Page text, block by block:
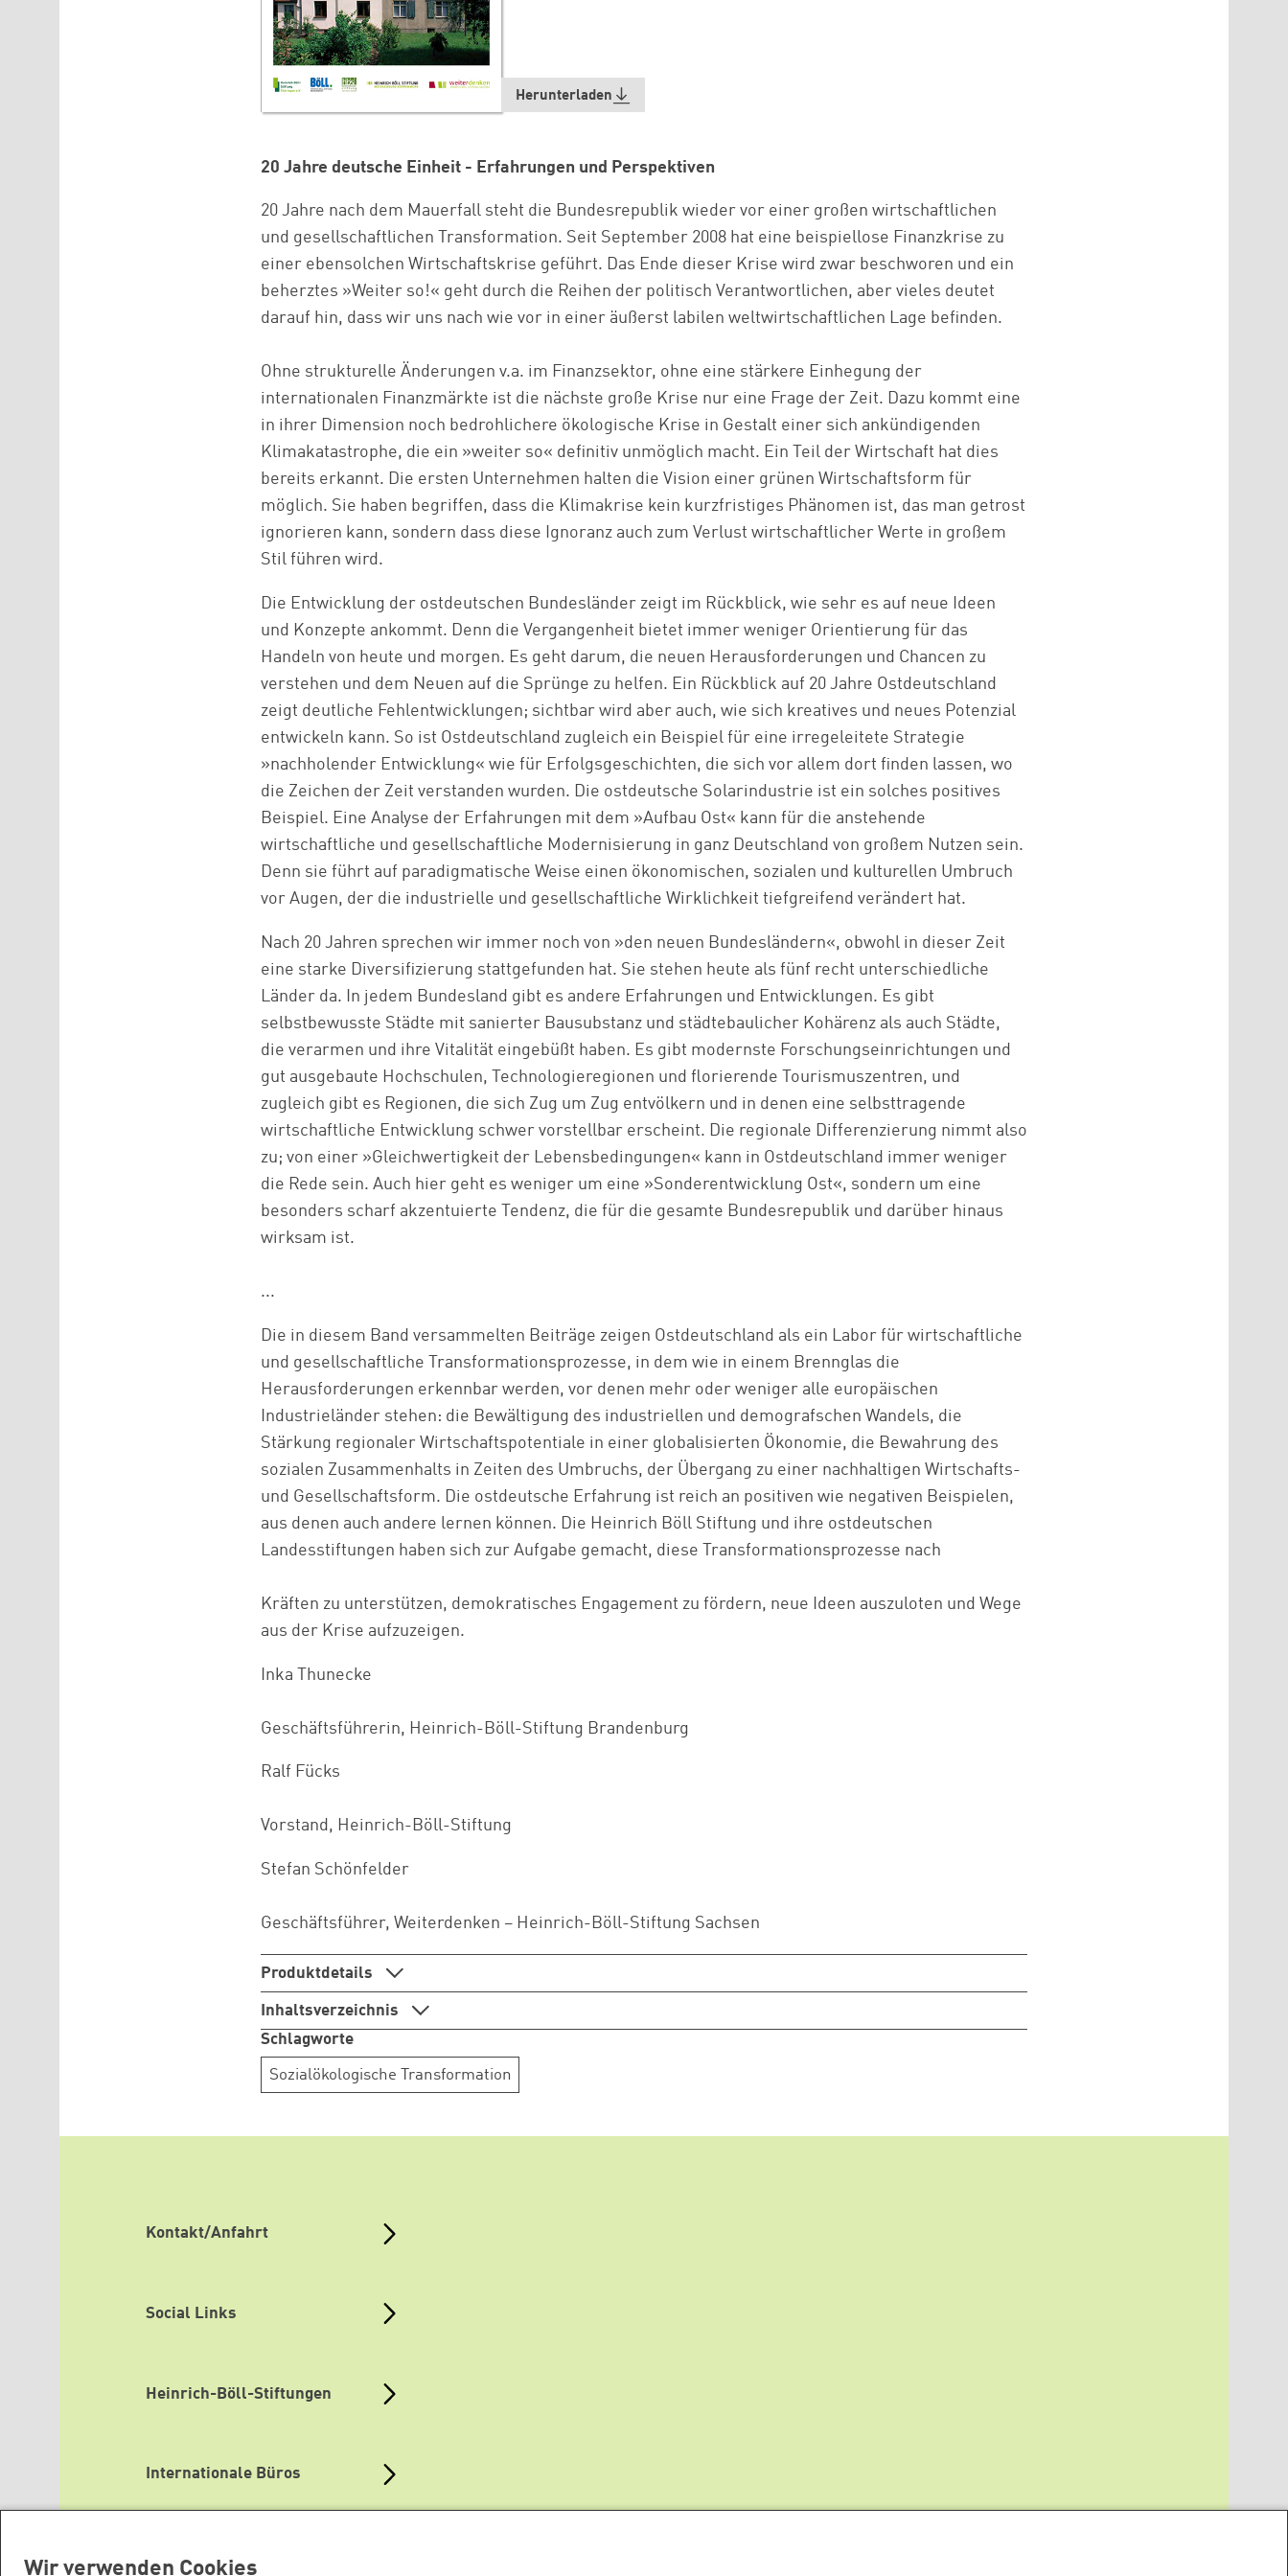
Herunterladen
20 Jahre deutsche Einheit - Erfahrungen und Perspektiven
20 Jahre nach dem Mauerfall steht die Bundesrepublik wieder vor einer großen wirtschaftlichen
und gesellschaftlichen Transformation. Seit September 2008 hat eine beispiellose Finanzkrise zu
einer ebensolchen Wirtschaftskrise geführt. Das Ende dieser Krise wird zwar beschworen und ein
beherztes »Weiter so!« geht durch die Reihen der politisch Verantwortlichen, aber vieles deutet
darauf hin, dass wir uns nach wie vor in einer äußerst labilen weltwirtschaftlichen Lage befinden.
Ohne strukturelle Änderungen v.a. im Finanzsektor, ohne eine stärkere Einhegung der
internationalen Finanzmärkte ist die nächste große Krise nur eine Frage der Zeit. Dazu kommt eine
in ihrer Dimension noch bedrohlichere ökologische Krise in Gestalt einer sich ankündigenden
Klimakatastrophe, die ein »weiter so« definitiv unmöglich macht. Ein Teil der Wirtschaft hat dies
bereits erkannt. Die ersten Unternehmen halten die Vision einer grünen Wirtschaftsform für
möglich. Sie haben begriffen, dass die Klimakrise kein kurzfristiges Phänomen ist, das man getrost
ignorieren kann, sondern dass diese Ignoranz auch zum Verlust wirtschaftlicher Werte in großem
Stil führen wird.
Die Entwicklung der ostdeutschen Bundesländer zeigt im Rückblick, wie sehr es auf neue Ideen
und Konzepte ankommt. Denn die Vergangenheit bietet immer weniger Orientierung für das
Handeln von heute und morgen. Es geht darum, die neuen Herausforderungen und Chancen zu
verstehen und dem Neuen auf die Sprünge zu helfen. Ein Rückblick auf 20 Jahre Ostdeutschland
zeigt deutliche Fehlentwicklungen; sichtbar wird aber auch, wie sich kreatives und neues Potenzial
entwickeln kann. So ist Ostdeutschland zugleich ein Beispiel für eine irregeleitete Strategie
»nachholender Entwicklung« wie für Erfolgsgeschichten, die sich vor allem dort finden lassen, wo
die Zeichen der Zeit verstanden wurden. Die ostdeutsche Solarindustrie ist ein solches positives
Beispiel. Eine Analyse der Erfahrungen mit dem »Aufbau Ost« kann für die anstehende
wirtschaftliche und gesellschaftliche Modernisierung in ganz Deutschland von großem Nutzen sein.
Denn sie führt auf paradigmatische Weise einen ökonomischen, sozialen und kulturellen Umbruch
vor Augen, der die industrielle und gesellschaftliche Wirklichkeit tiefgreifend verändert hat.
Nach 20 Jahren sprechen wir immer noch von »den neuen Bundesländern«, obwohl in dieser Zeit
eine starke Diversifizierung stattgefunden hat. Sie stehen heute als fünf recht unterschiedliche
Länder da. In jedem Bundesland gibt es andere Erfahrungen und Entwicklungen. Es gibt
selbstbewusste Städte mit sanierter Bausubstanz und städtebaulicher Kohärenz als auch Städte,
die verarmen und ihre Vitalität eingebüßt haben. Es gibt modernste Forschungseinrichtungen und
gut ausgebaute Hochschulen, Technologieregionen und florierende Tourismuszentren, und
zugleich gibt es Regionen, die sich Zug um Zug entvölkern und in denen eine selbsttragende
wirtschaftliche Entwicklung schwer vorstellbar erscheint. Die regionale Differenzierung nimmt also
zu; von einer »Gleichwertigkeit der Lebensbedingungen« kann in Ostdeutschland immer weniger
die Rede sein. Auch hier geht es weniger um eine »Sonderentwicklung Ost«, sondern um eine
besonders scharf akzentuierte Tendenz, die für die gesamte Bundesrepublik und darüber hinaus
wirksam ist.
...
Die in diesem Band versammelten Beiträge zeigen Ostdeutschland als ein Labor für wirtschaftliche
und gesellschaftliche Transformationsprozesse, in dem wie in einem Brennglas die
Herausforderungen erkennbar werden, vor denen mehr oder weniger alle europäischen
Industrieländer stehen: die Bewältigung des industriellen und demografschen Wandels, die
Stärkung regionaler Wirtschaftspotentiale in einer globalisierten Ökonomie, die Bewahrung des
sozialen Zusammenhalts in Zeiten des Umbruchs, der Übergang zu einer nachhaltigen Wirtschafts-
und Gesellschaftsform. Die ostdeutsche Erfahrung ist reich an positiven wie negativen Beispielen,
aus denen auch andere lernen können. Die Heinrich Böll Stiftung und ihre ostdeutschen
Landesstiftungen haben sich zur Aufgabe gemacht, diese Transformationsprozesse nach
Kräften zu unterstützen, demokratisches Engagement zu fördern, neue Ideen auszuloten und Wege
aus der Krise aufzuzeigen.
Inka Thunecke
Geschäftsführerin, Heinrich-Böll-Stiftung Brandenburg
Ralf Fücks
Vorstand, Heinrich-Böll-Stiftung
Stefan Schönfelder
Geschäftsführer, Weiterdenken – Heinrich-Böll-Stiftung Sachsen
Produktdetails
Inhaltsverzeichnis
Schlagworte
Sozialökologische Transformation
Zum Warenkorb hinzugefügt:
Kontakt/Anfahrt
Social Links
Heinrich-Böll-Stiftungen
Internationale Büros
Wir verwenden Cookies